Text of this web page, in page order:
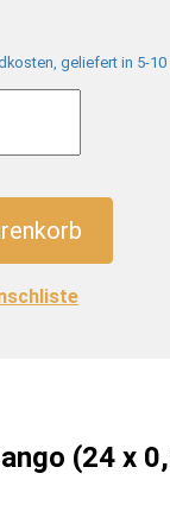
geliefert in 5-10
(24 x